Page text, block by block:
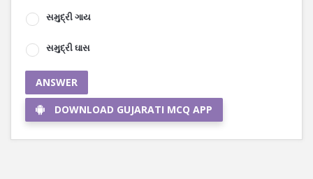
સમુદ્રી ગાય
સમુદ્રી ઘાસ
ANSWER
DOWNLOAD GUJARATI MCQ APP